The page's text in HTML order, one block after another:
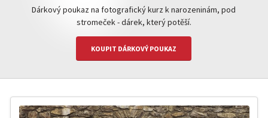
Dárkový poukaz na fotografický kurz k narozeninám, pod
stromeček - dárek, který potěší.
KOUPIT DÁRKOVÝ POUKAZ